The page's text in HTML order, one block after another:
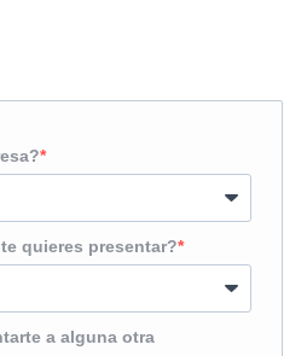
quieres presentar?
a alguna otra